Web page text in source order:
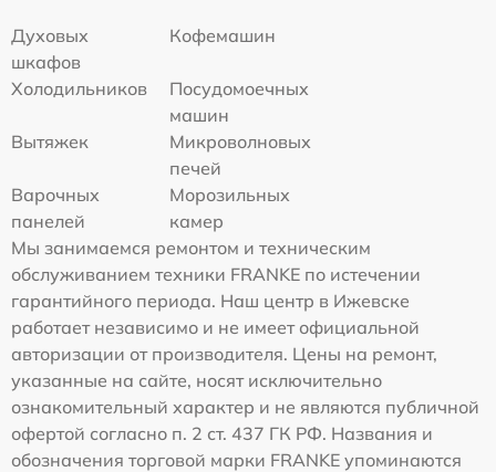
Духовых
шкафов
Кофемашин
Холодильников
Посудомоечных
машин
Вытяжек
Микроволновых
печей
Варочных
панелей
Морозильных
камер
Мы занимаемся ремонтом и техническим
обслуживанием техники FRANKE по истечении
гарантийного периода. Наш центр в Ижевске
работает независимо и не имеет официальной
авторизации от производителя. Цены на ремонт,
указанные на сайте, носят исключительно
ознакомительный характер и не являются публичной
офертой согласно п. 2 ст. 437 ГК РФ. Названия и
обозначения торговой марки FRANKE упоминаются